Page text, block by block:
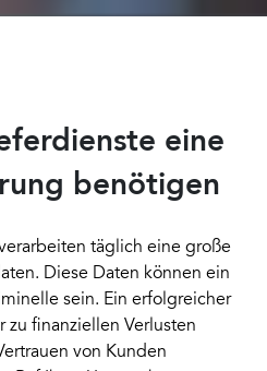
eine
benötigen
täglich eine große
Diese Daten können ein
sein. Ein erfolgreicher
zu finanziellen Verlusten
von Kunden